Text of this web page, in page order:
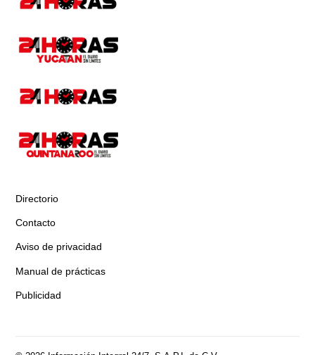
Directorio
Contacto
Aviso de privacidad
Manual de prácticas
Publicidad